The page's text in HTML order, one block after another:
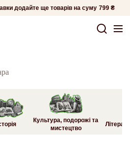
додайте ще товарів на суму 799 ₴
Культура, подорожі та
мистецтво